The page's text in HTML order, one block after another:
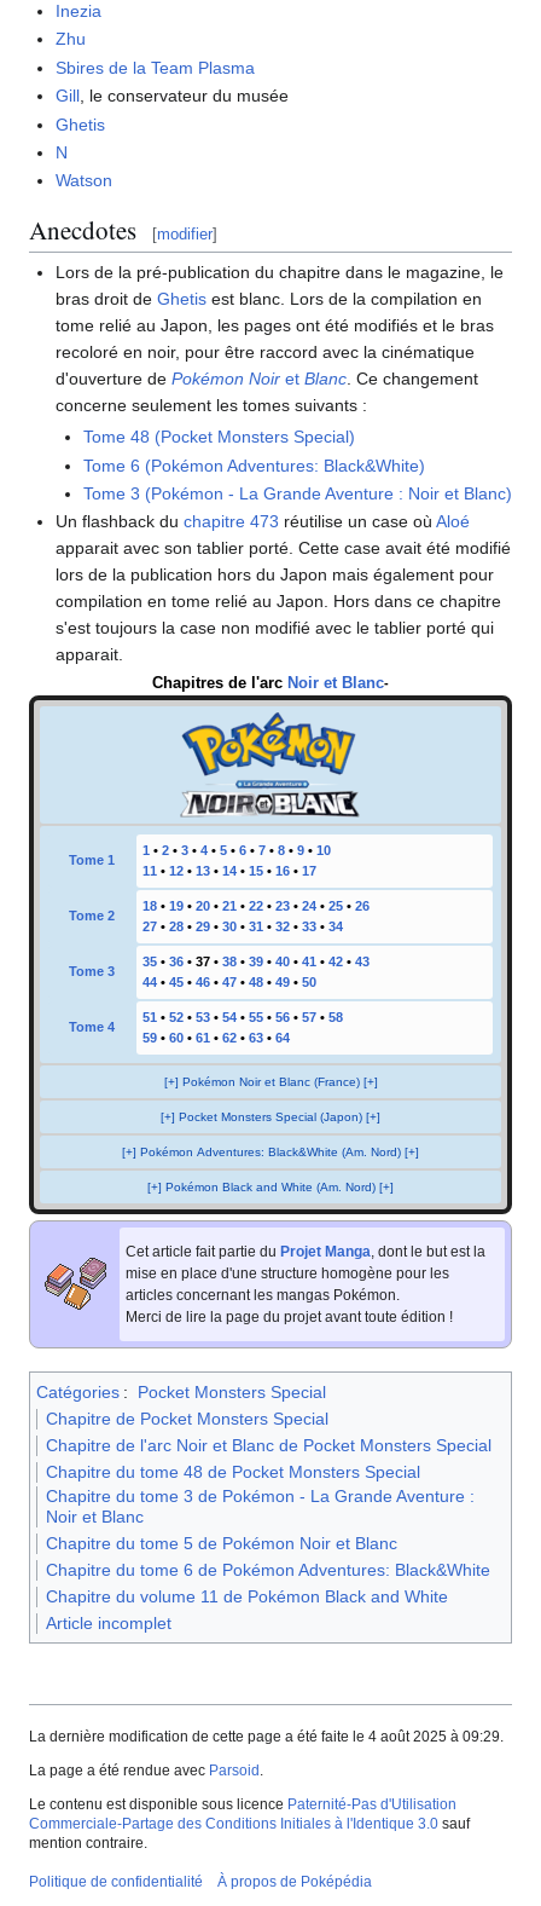
Inezia
Zhu
Sbires de la Team Plasma
Gill, le conservateur du musée
Ghetis
N
Watson
Anecdotes [modifier]
Lors de la pré-publication du chapitre dans le magazine, le
bras droit deGhetis est blanc. Lors de la compilation en
tome relié au Japon, les pages ont été modifiés et le bras
recoloré en noir, pour être raccord avec la cinématique
d'ouverture dePokémon Noir etBlanc . Ce changement
concerne seulement les tomes suivants :
Tome 48 (Pocket Monsters Special)
Tome 6 (Pokémon Adventures: Black&White)
Tome 3 (Pokémon - La Grande Aventure : Noir et Blanc)
Un flashback duchapitre 473 réutilise un case oùAloé
apparait avec son tablier porté. Cette case avait été modifié
lors de la publication hors du Japon mais également pour
compilation en tome relié au Japon. Hors dans ce chapitre
s'est toujours la case non modifié avec le tablier porté qui
apparait.
Chapitres de l'arc Noir et Blanc-
Tome 1
1 • 2 • 3 • 4 • 5 • 6 • 7 • 8 • 9 • 10
11 • 12 • 13 • 14 • 15 • 16 • 17
Tome 2
18 • 19 • 20 • 21 • 22 • 23 • 24 • 25 • 26
27 • 28 • 29 • 30 • 31 • 32 • 33 • 34
Tome 3
35 • 36 • 37 • 38 • 39 • 40 • 41 • 42 • 43
44 • 45 • 46 • 47 • 48 • 49 • 50
Tome 4
51 • 52 • 53 • 54 • 55 • 56 • 57 • 58
59 • 60 • 61 • 62 • 63 • 64
[+] Pokémon Noir et Blanc (France) [+]
[+] Pocket Monsters Special (Japon) [+]
[+] Pokémon Adventures: Black&White (Am. Nord) [+]
[+] Pokémon Black and White (Am. Nord) [+]
Cet article fait partie du Projet Manga , dont le but est la
mise en place d'une structure homogène pour les
articles concernant les mangas Pokémon.
Merci de lire la page du projet avant toute édition !
Catégories :
Pocket Monsters Special
Chapitre de Pocket Monsters Special
Chapitre de l'arc Noir et Blanc de Pocket Monsters Special
Chapitre du tome 48 de Pocket Monsters Special
Chapitre du tome 3 de Pokémon - La Grande Aventure :
Noir et Blanc
Chapitre du tome 5 de Pokémon Noir et Blanc
Chapitre du tome 6 de Pokémon Adventures: Black&White
Chapitre du volume 11 de Pokémon Black and White
Article incomplet
La dernière modification de cette page a été faite le 4 août 2025 à 09:29.
La page a été rendue avec Parsoid .
Le contenu est disponible sous licence Paternité-Pas d'Utilisation
Commerciale-Partage des Conditions Initiales à l'Identique 3.0 sauf
mention contraire.
Politique de confidentialité À propos de Poképédia